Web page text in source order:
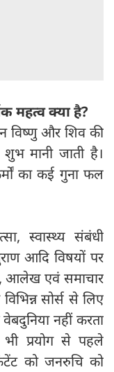
महत्व क्या है?
विष्णु और शिव की
मानी जाती है।
का कई गुना फल
स्वास्थ्य संबंधी
आदि विषयों पर
आलेख एवं समाचार
सोर्स से लिए
नहीं करता
प्रयोग से पहले
को जनरुचि को